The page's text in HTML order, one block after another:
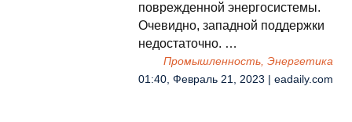
поврежденной энергосистемы.
Очевидно, западной поддержки
недостаточно. …
Промышленность, Энергетика
01:40, Февраль 21, 2023 | eadaily.com